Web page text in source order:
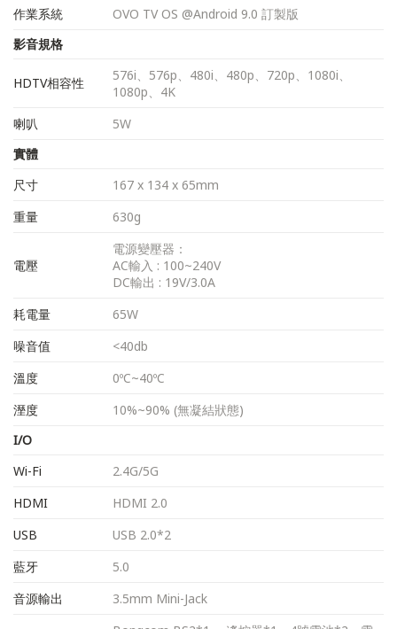
作業系統
OVO TV OS @Android 9.0 訂製版
影音規格
HDTV相容性
576i、576p、480i、480p、720p、1080i、
1080p、4K
喇叭
5W
實體
尺寸
167 x 134 x 65mm
重量
630g
電壓
電源變壓器：
AC輸入 : 100~240V
DC輸出 : 19V/3.0A
耗電量
65W
噪音值
<40db
溫度
0ºC~40ºC
溼度
10%~90% (無凝結狀態)
I/O
Wi-Fi
2.4G/5G
HDMI
HDMI 2.0
USB
USB 2.0*2
藍牙
5.0
音源輸出
3.5mm Mini-Jack